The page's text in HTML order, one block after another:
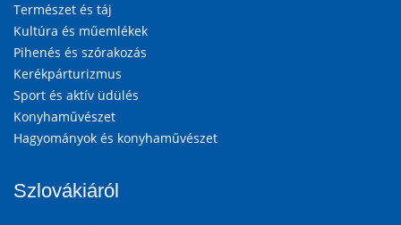
Természet és táj
Kultúra és műemlékek
Pihenés és szórakozás
Kerékpárturizmus
Sport és aktív üdülés
Konyhaművészet
Hagyományok és konyhaművészet
Szlovákiáról